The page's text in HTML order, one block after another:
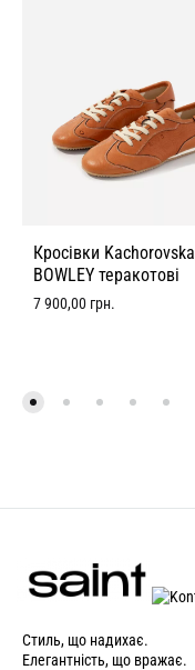
Кросівки Kachorovska
BOWLEY теракотові
7 900,00 грн.
Стиль, що надихає.
Елегантність, що вражає.